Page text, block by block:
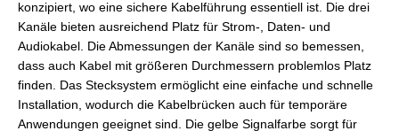
konzipiert, wo eine sichere Kabelführung essentiell ist. Die drei
Kanäle bieten ausreichend Platz für Strom-, Daten- und
Audiokabel. Die Abmessungen der Kanäle sind so bemessen,
dass auch Kabel mit größeren Durchmessern problemlos Platz
finden. Das Stecksystem ermöglicht eine einfache und schnelle
Installation, wodurch die Kabelbrücken auch für temporäre
Anwendungen geeignet sind. Die gelbe Signalfarbe sorgt für